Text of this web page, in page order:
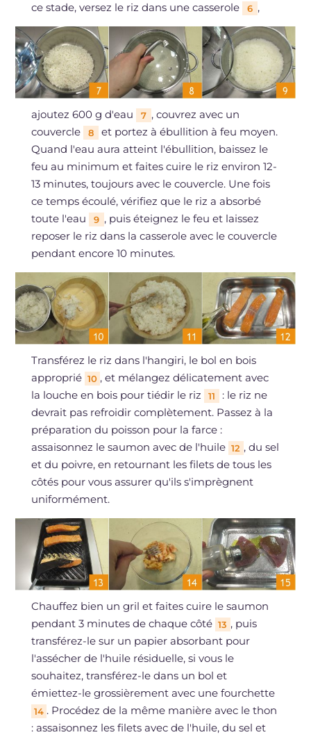
ce stade, versez le riz dans une casserole
6 ,
ajoutez 600 g d'eau 7 , couvrez avec un
couvercle
8
et portez à ébullition à feu moyen.
Quand l'eau aura atteint l'ébullition, baissez le
feu au minimum et faites cuire le riz environ 12-
13 minutes, toujours avec le couvercle. Une fois
ce temps écoulé, vérifiez que le riz a absorbé
toute l'eau
9 , puis éteignez le feu et laissez
reposer le riz dans la casserole avec le couvercle
pendant encore 10 minutes.
Transférez le riz dans l'hangiri, le bol en bois
approprié 10 , et mélangez délicatement avec
la louche en bois pour tiédir le riz
11
: le riz ne
devrait pas refroidir complètement. Passez à la
préparation du poisson pour la farce :
assaisonnez le saumon avec de l'huile 12 , du sel
et du poivre, en retournant les filets de tous les
côtés pour vous assurer qu'ils s'imprègnent
uniformément.
Chauffez bien un gril et faites cuire le saumon
pendant 3 minutes de chaque côté 13 , puis
transférez-le sur un papier absorbant pour
l'assécher de l'huile résiduelle, si vous le
souhaitez, transférez-le dans un bol et
émiettez-le grossièrement avec une fourchette
14 . Procédez de la même manière avec le thon
: assaisonnez les filets avec de l'huile, du sel et